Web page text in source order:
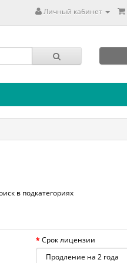
Личный кабинет
в подкатегориях
Срок лицензии